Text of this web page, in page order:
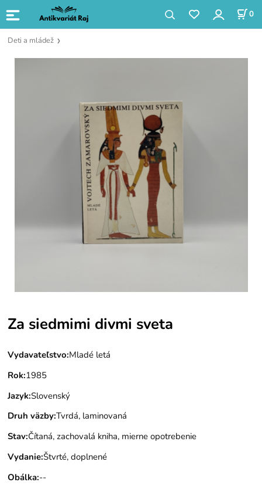
0
Deti a mládež
Za siedmimi divmi sveta
Vydavateľstvo:Mladé letá
Rok:1985
Jazyk:Slovenský
Druh väzby:Tvrdá, laminovaná
Stav:Čítaná, zachovalá kniha, mierne opotrebenie
Vydanie:Štvrté, doplnené
Obálka:--